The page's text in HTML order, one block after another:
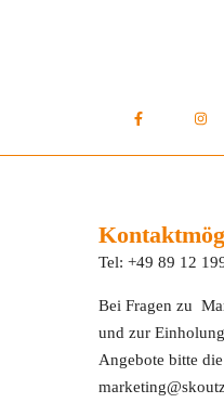
Tel: +49 89 12
Bei Fragen zu
und zur
Angebote bitte